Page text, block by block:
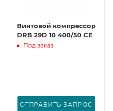
Винтовой компрессор
DRB 29D 10 400/50 CE
Под заказ
ОТПРАВИТЬ ЗАПРОС